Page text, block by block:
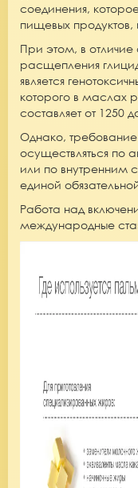
соединения,
пищевых продуктов,
При этом, в отличие
расщепления
является
которого в маслах
составляет от 1250
Однако,
осуществляться по
или по внутренним
единой
Работа над
международные